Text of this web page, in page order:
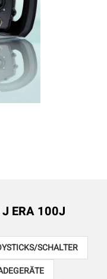
J ERA 100J
SCHALTER